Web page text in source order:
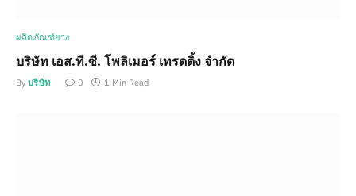
ผลิตภัณฑ์ยาง
บริษัท เอส.ที.ซี. โพลิเมอร์ เทรดดิ้ง จำกัด
By บริษัท 0 1 Min Read